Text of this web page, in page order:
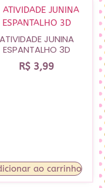
ATIVIDADE JUNINA
ESPANTALHO 3D
R$ 3,99
ao carrinho